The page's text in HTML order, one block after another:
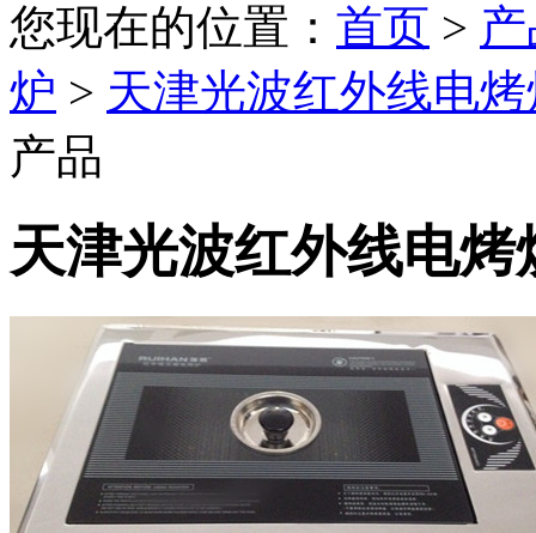
您现在的位置： 首页 >
炉 > 天津光波红外线电
产品
天津光波红外线电烤